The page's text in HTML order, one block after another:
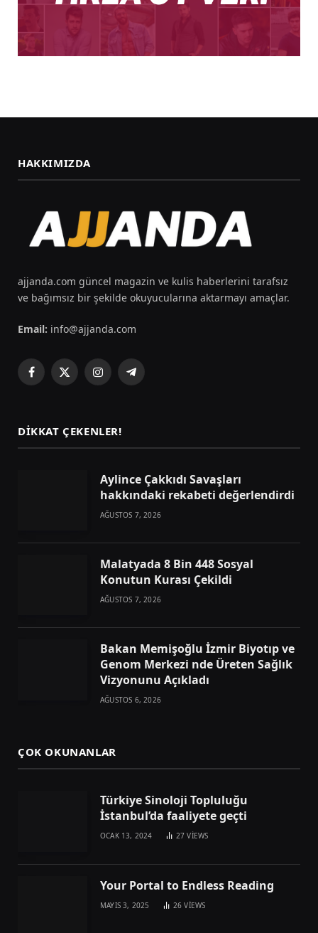
HAKKIMIZDA
ajjanda.com güncel magazin ve kulis haberlerini tarafsız
ve bağımsız bir şekilde okuyucularına aktarmayı amaçlar.
Email: info@ajjanda.com
Facebook
X
InstagramTelegram
DIKKAT ÇEKENLER!
Aylince Çakkıdı Savaşları
hakkındaki rekabeti değerlendirdi
AĞUSTOS 7, 2026
Malatyada 8 Bin 448 Sosyal
Konutun Kurası Çekildi
AĞUSTOS 7, 2026
Bakan Memişoğlu İzmir Biyotıp ve
Genom Merkezi nde Üreten Sağlık
Vizyonunu Açıkladı
AĞUSTOS 6, 2026
ÇOK OKUNANLAR
Türkiye Sinoloji Topluluğu
İstanbul’da faaliyete geçti
OCAK 13, 2024 27VIEWS
Your Portal to Endless Reading
MAYIS 3, 2025 26VIEWS